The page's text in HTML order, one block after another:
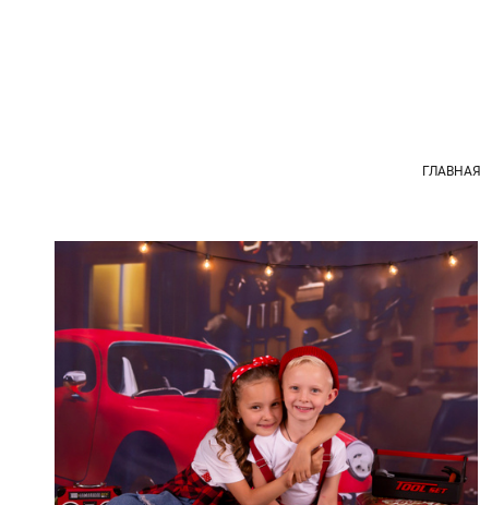
ГЛАВНАЯ